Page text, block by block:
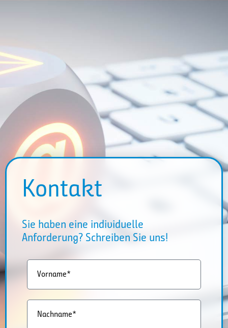
Kontakt
Sie haben eine individuelle
Anforderung? Schreiben Sie uns!
Vorname*
Nachname*